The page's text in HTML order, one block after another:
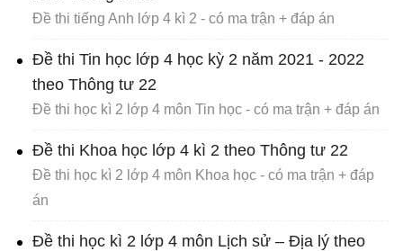
Đề thi tiếng Anh lớp 4 kì 2 - có ma trận + đáp án
Đề thi Tin học lớp 4 học kỳ 2 năm 2021 - 2022
theo Thông tư 22
Đề thi học kì 2 lớp 4 môn Tin học - có ma trận + đáp án
Đề thi Khoa học lớp 4 kì 2 theo Thông tư 22
Đề thi học kì 2 lớp 4 môn Khoa học - có ma trận + đáp
án
Đề thi học kì 2 lớp 4 môn Lịch sử – Địa lý theo